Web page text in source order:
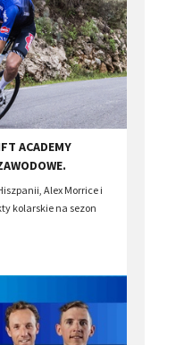
ACADEMY
Alex Morrice i
kolarskie na sezon